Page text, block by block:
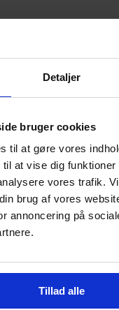
Detaljer
bruger cookies
til at gøre vores
til at vise dig
vores trafik.
brug af vores
annoncering på
Tillad alle
Remember Me
Lost your password?